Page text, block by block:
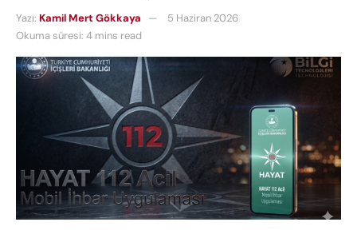
Yazı: Kamil Mert Gökkaya
5 Haziran 2026
Okuma süresi: 4 mins read